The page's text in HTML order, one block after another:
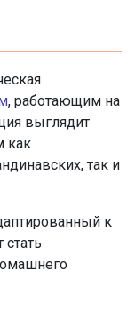
, работающим на
выглядит
как
так и
к